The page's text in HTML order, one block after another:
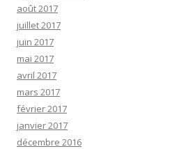
août 2017
juillet 2017
juin 2017
mai 2017
avril 2017
mars 2017
février 2017
janvier 2017
décembre 2016